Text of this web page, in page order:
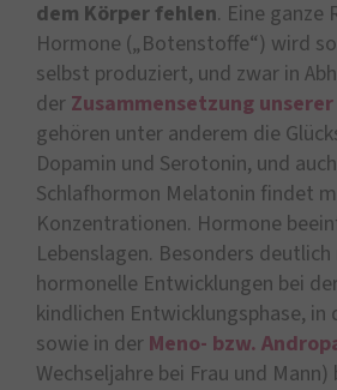
dem Körper fehlen. Eine ganze
Hormone („Botenstoffe“) wird
selbst produziert, und zwar in
der Zusammensetzung
gehören unter anderem die
Dopamin und Serotonin, und
Schlafhormon Melatonin findet
Konzentrationen. Hormone
Lebenslagen. Besonders deutlich
hormonelle Entwicklungen bei
kindlichen Entwicklungsphase,
sowie in der Meno- bzw.
Wechseljahre bei Frau und Mann)